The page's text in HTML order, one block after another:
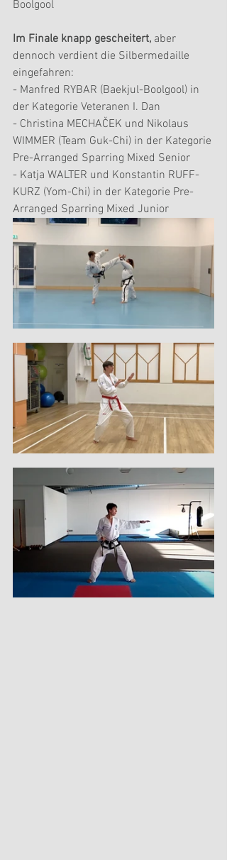
Boolgool
Im Finale knapp gescheitert, aber
dennoch verdient die Silbermedaille
eingefahren:
- Manfred RYBAR (Baekjul-Boolgool) in
der Kategorie Veteranen I. Dan
- Christina MECHAČEK und Nikolaus
WIMMER (Team Guk-Chi) in der Kategorie
Pre-Arranged Sparring Mixed Senior
- Katja WALTER und Konstantin RUFF-
KURZ (Yom-Chi) in der Kategorie Pre-
Arranged Sparring Mixed Junior